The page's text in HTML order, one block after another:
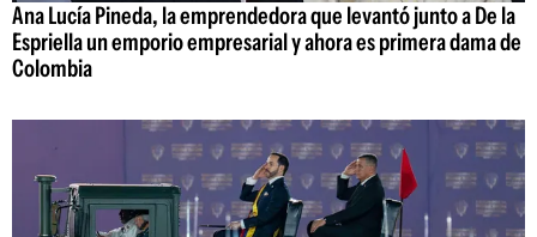
Ana Lucía Pineda, la emprendedora que levantó junto a De la
Espriella un emporio empresarial y ahora es primera dama de
Colombia